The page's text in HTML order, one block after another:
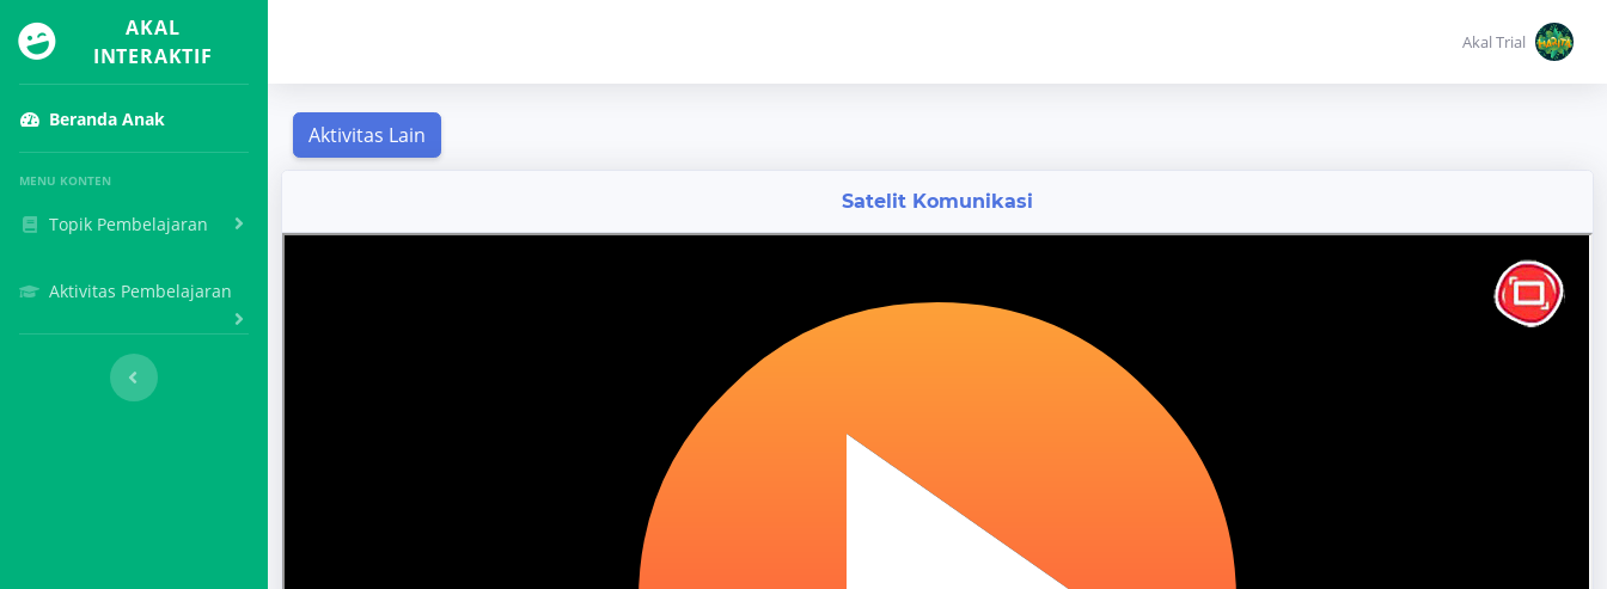
AKAL
INTERAKTIF
Beranda Anak
MENU KONTEN
Topik Pembelajaran
Aktivitas Pembelajaran
Akal Trial
Satelit Komunikasi